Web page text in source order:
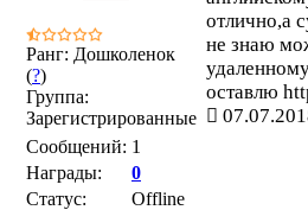
Ранг: Дошколенок
(?)
Группа:
Зарегистрированные
Сообщений: 1
Награды:
0
Статус:
Offline
отлично,а
не знаю
оставлю